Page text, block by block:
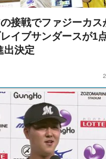
接戦でファジーカス
イブサンダースが1
出決定